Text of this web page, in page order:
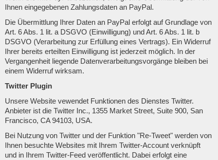
Ihnen eingegebenen Zahlungsdaten an PayPal.
Die Übermittlung Ihrer Daten an PayPal erfolgt auf Grundlage von
Art. 6 Abs. 1 lit. a DSGVO (Einwilligung) und Art. 6 Abs. 1 lit. b
DSGVO (Verarbeitung zur Erfüllung eines Vertrags). Ein Widerruf
Ihrer bereits erteilten Einwilligung ist jederzeit möglich. In der
Vergangenheit liegende Datenverarbeitungsvorgänge bleiben bei
einem Widerruf wirksam.
Twitter Plugin
Unsere Website vewendet Funktionen des Dienstes Twitter.
Anbieter ist die Twitter Inc., 1355 Market Street, Suite 900, San
Francisco, CA 94103, USA.
Bei Nutzung von Twitter und der Funktion "Re-Tweet" werden von
Ihnen besuchte Websites mit Ihrem Twitter-Account verknüpft
und in Ihrem Twitter-Feed veröffentlicht. Dabei erfolgt eine